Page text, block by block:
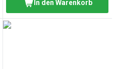
In den Warenkorb